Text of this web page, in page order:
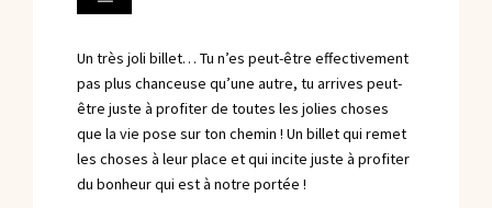
Un très joli billet… Tu n’es peut-être effectivement
pas plus chanceuse qu’une autre, tu arrives peut-
être juste à profiter de toutes les jolies choses
que la vie pose sur ton chemin ! Un billet qui remet
les choses à leur place et qui incite juste à profiter
du bonheur qui est à notre portée !